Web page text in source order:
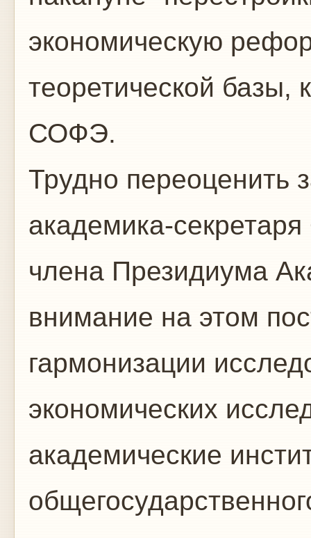
экономическую
теоретической базы,
СОФЭ.
Трудно переоценить
академика-
члена Президиума
внимание на этом
гармонизации
экономических
академические